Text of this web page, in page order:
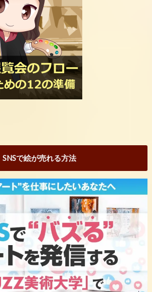
SNSで絵が売れる方法